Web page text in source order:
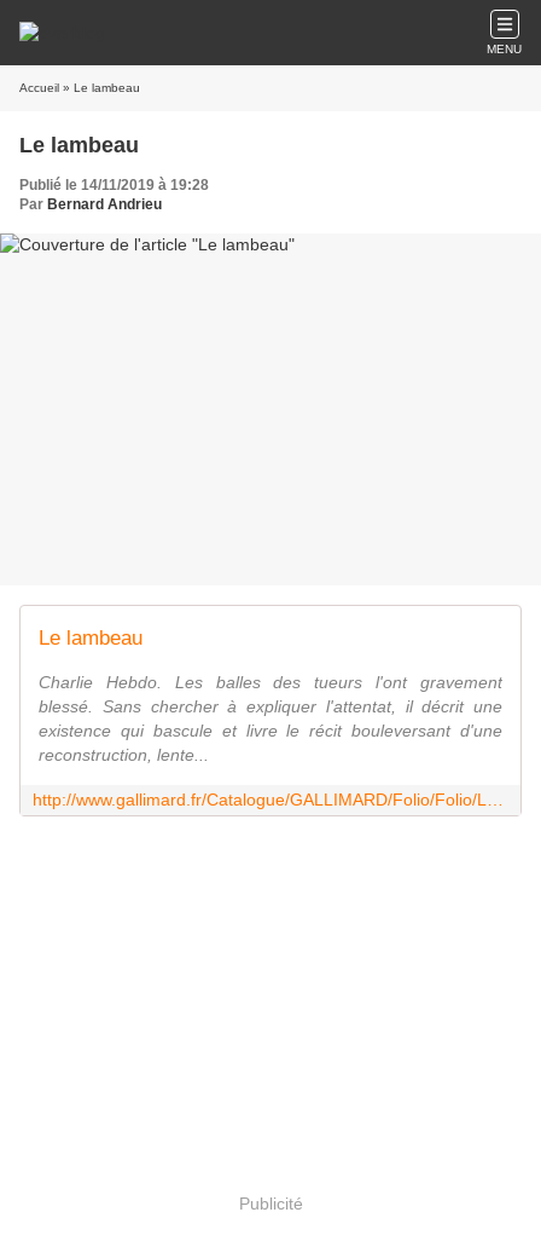
MENU
Accueil » Le lambeau
Le lambeau
Publié le 14/11/2019 à 19:28
Par Bernard Andrieu
Le lambeau
Charlie Hebdo. Les balles des tueurs l'ont gravement
blessé. Sans chercher à expliquer l'attentat, il décrit une
existence qui bascule et livre le récit bouleversant d'une
reconstruction, lente...
Publicité